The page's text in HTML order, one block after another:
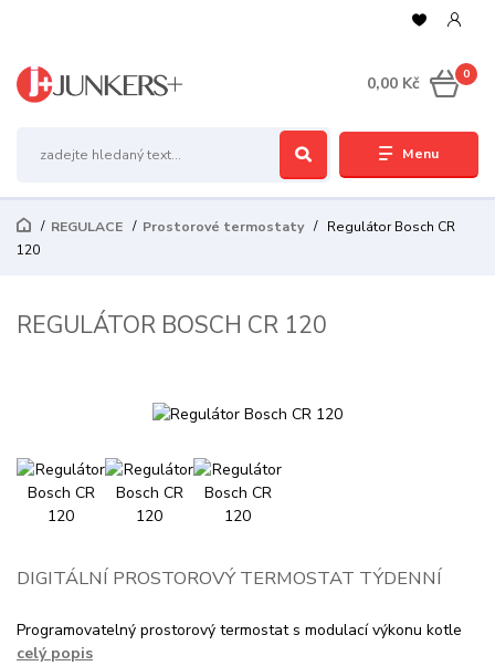
Menu
0
0,00 Kč
REGULACE Prostorové termostaty
Regulátor Bosch CR
120
REGULÁTOR BOSCH CR 120
DIGITÁLNÍ PROSTOROVÝ TERMOSTAT TÝDENNÍ
Programovatelný prostorový termostat s modulací výkonu kotle
celý popis